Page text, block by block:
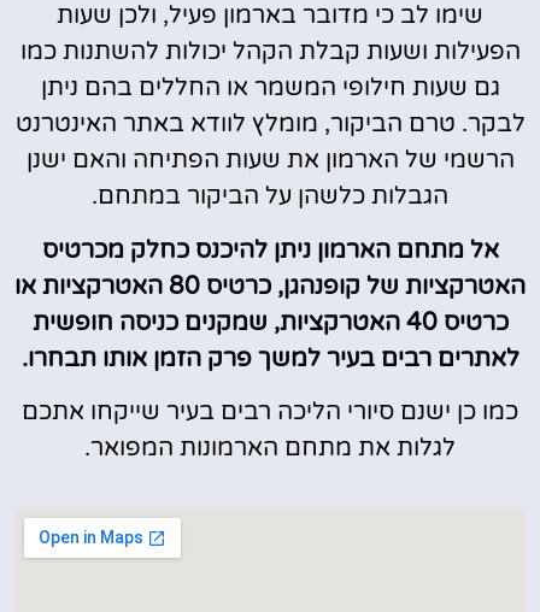
שימו לב כי מדובר בארמון פעיל, ולכן שעות
הפעילות ושעות קבלת הקהל יכולות להשתנות כמו
גם שעות חילופי המשמר או החללים בהם ניתן
לבקר. טרם הביקור, מומלץ לוודא באתר האינטרנט
הרשמי של הארמון את שעות הפתיחה והאם ישנן
הגבלות כלשהן על הביקור במתחם.
אל מתחם הארמון ניתן להיכנס כחלק מכרטיס
האטרקציות של קופנהגן, כרטיס 80 האטרקציות או
כרטיס 40 האטרקציות, שמקנים כניסה חופשית
לאתרים רבים בעיר למשך פרק הזמן אותו תבחרו.
כמו כן ישנם סיורי הליכה רבים בעיר שייקחו אתכם
לגלות את מתחם הארמונות המפואר.